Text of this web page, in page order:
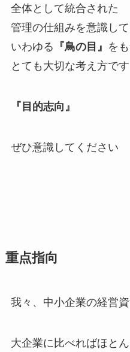
全体として統合された
管理の仕組みを意識し
いわゆる 『鳥の目』 を
とても大切な考え方です
『目的志向』
ぜひ意識してください
重点指向
我々、中小企業の経営
大企業に比べればほと